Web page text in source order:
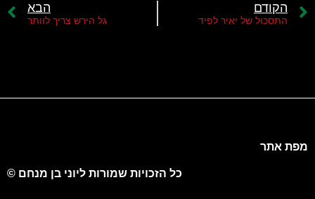
הקודם
התסכול של יאיר לפיד
הבא
גל הירש צריך לוותר
מפת אתר
כל הזכויות שמורות ליוני בן מנחם ©